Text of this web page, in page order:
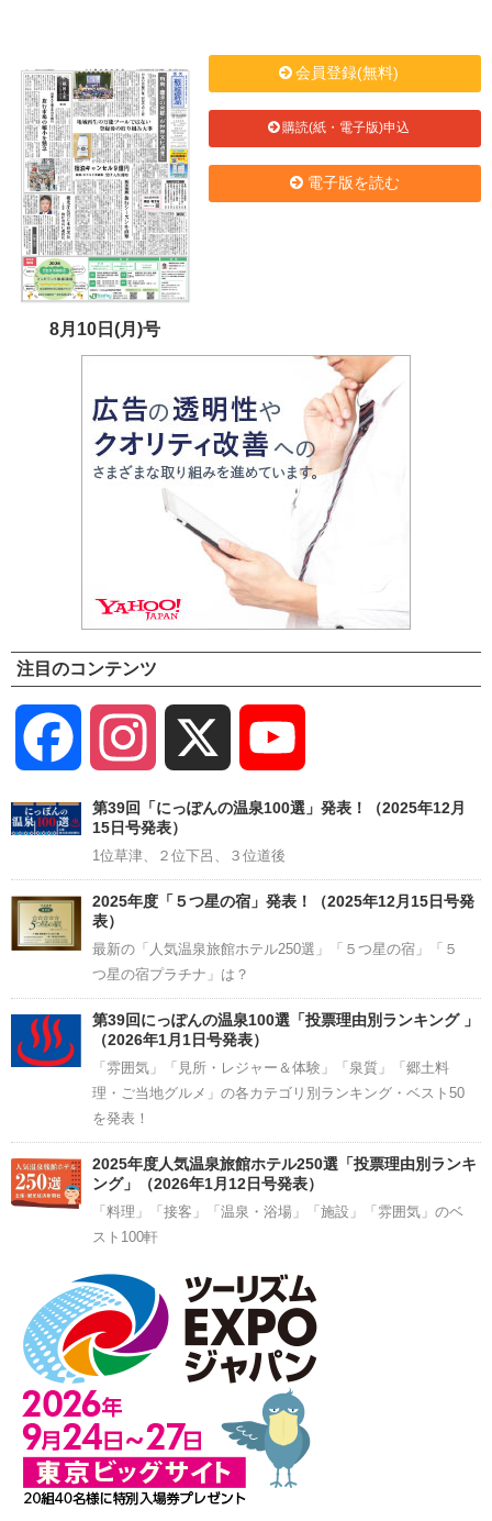
8月10日(月)号
会員登録(無料)
購読(紙・電子版)申込
電子版を読む
注目のコンテンツ
Facebook Instagram
Channel
第39回「にっぽんの温泉100選」発表！（2025年12月
15日号発表）
1位草津、２位下呂、３位道後
2025年度「５つ星の宿」発表！（2025年12月15日号発
表）
最新の「人気温泉旅館ホテル250選」「５つ星の宿」「５
つ星の宿プラチナ」は？
第39回にっぽんの温泉100選「投票理由別ランキング 」
（2026年1月1日号発表）
「雰囲気」「見所・レジャー＆体験」「泉質」「郷土料
理・ご当地グルメ」の各カテゴリ別ランキング・ベスト50
を発表！
2025年度人気温泉旅館ホテル250選「投票理由別ランキ
ング」（2026年1月12日号発表）
「料理」「接客」「温泉・浴場」「施設」「雰囲気」のベ
スト100軒